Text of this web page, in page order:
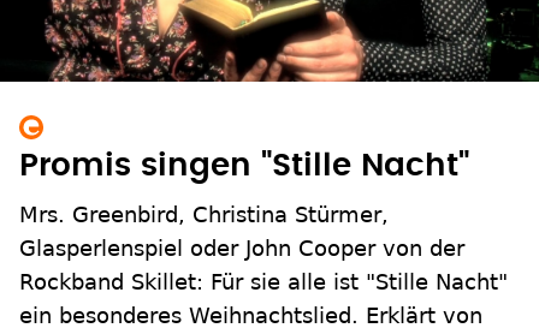
Promis singen "Stille Nacht"
Mrs. Greenbird, Christina Stürmer,
Glasperlenspiel oder John Cooper von der
Rockband Skillet: Für sie alle ist "Stille Nacht"
ein besonderes Weihnachtslied. Erklärt von